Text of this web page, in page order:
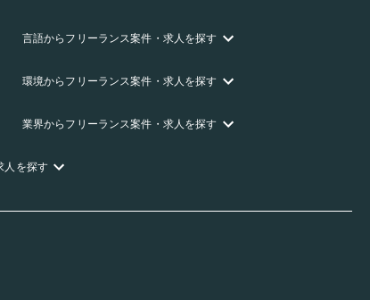
言語からフリーランス案件・求人を探す
環境からフリーランス案件・求人を探す
業界からフリーランス案件・求人を探す
人を探す